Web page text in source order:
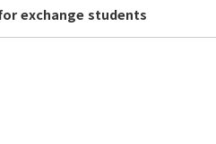
exchange students